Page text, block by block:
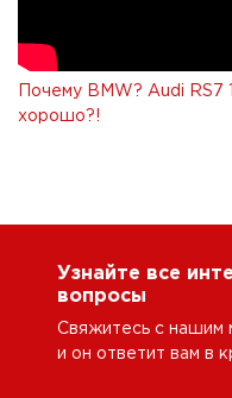
Почему BMW? Audi RS7
хорошо?!
Узнайте все
вопросы
Свяжитесь с нашим
и он ответит вам в